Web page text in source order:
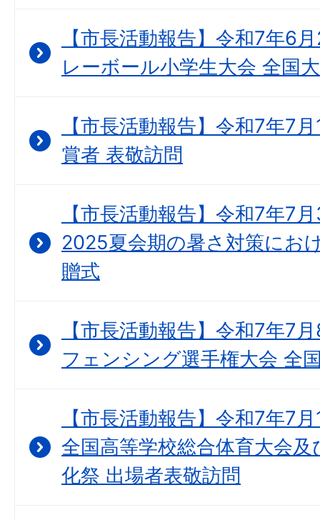
【市長活動報告】令和7年6
レーボール小学生大会 全国
【市長活動報告】令和7年7
賞者 表敬訪問
【市長活動報告】令和7年7
2025夏会期の暑さ対策にお
贈式
【市長活動報告】令和7年7
フェンシング選手権大会 全
【市長活動報告】令和7年7
全国高等学校総合体育大会
化祭 出場者表敬訪問